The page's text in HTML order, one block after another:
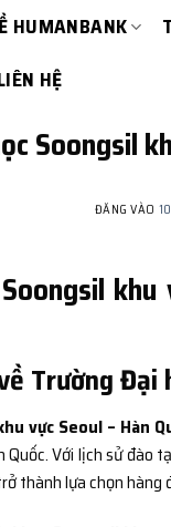
HUMANBANK
HỆ
Soongsil
ĐĂNG VÀO
Trường Đại
vực Seoul – Hàn
Với lịch sử đào
thành lựa chọn hàng